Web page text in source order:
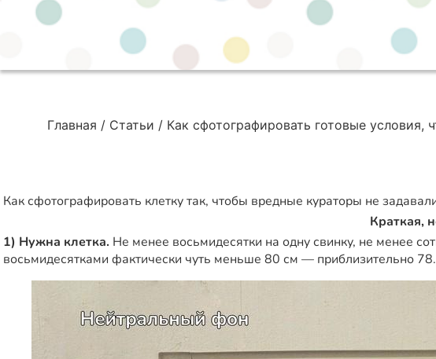
Главная Статьи Как сфотографировать готовые
Как сфотографировать клетку так, чтобы вредные кураторы не
Краткая,
1) Нужна клетка. Не менее восьмидесятки на одну свинку, не менее
восьмидесятками фактически чуть меньше 80 см — приблизительно 78.